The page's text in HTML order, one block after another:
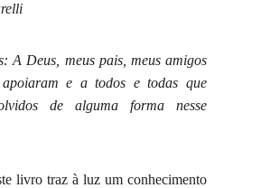
A Deus, meus pais, meus amigos
e a todos e todas que
de alguma forma nesse
livro traz à luz um conhecimento